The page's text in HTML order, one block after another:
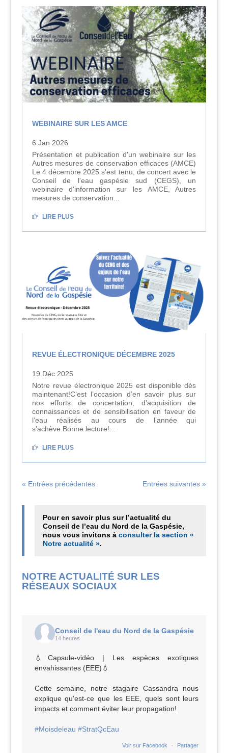
WEBINAIRE SUR LES AMCE
6 Jan 2026
Présentation et publication d'un webinaire sur les
Autres mesures de conservation efficaces (AMCE)
Le 4 décembre 2025 s'est tenu, de concert avec le
Conseil de l'eau gaspésie sud (CEGS), un
webinaire d'information sur les AMCE, Autres
mesures de conservation...
LIRE PLUS
REVUE ÉLECTRONIQUE DÉCEMBRE 2025
19 Déc 2025
Notre revue électronique 2025 est disponible dès
maintenant!C’est l’occasion d’en savoir plus sur
nos efforts de concertation, d’acquisition de
connaissances et de sensibilisation en faveur de
l’eau réalisés au cours de l’année qui
s’achève.Bonne lecture!...
LIRE PLUS
« Entrées précédentes Entrées suivantes »
Pour en savoir plus sur l’actualité du
Conseil de l’eau du Nord de la Gaspésie,
nous vous invitons à consulter la section «
Notre actualité ».
NOTRE ACTUALITÉ SUR LES
RÉSEAUX SOCIAUX
Conseil de l'eau du Nord de la Gaspésie
14 heures
💧Capsule-vidéo | Les espèces exotiques
envahissantes (EEE)💧
Cette semaine, notre stagaire Cassandra nous
explique qu'est-ce que les EEE, quels sont leurs
impacts et comment éviter leur propagation!
#Moisdeleau #StratQcEau
Voir sur Facebook · Partager